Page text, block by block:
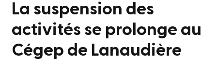
La suspension des
activités se prolonge au
Cégep de Lanaudière